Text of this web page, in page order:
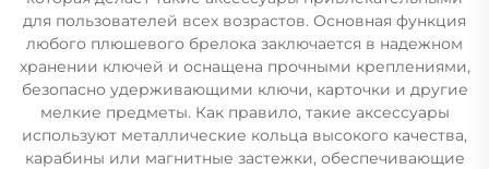
для пользователей всех возрастов. Основная функция
любого плюшевого брелока заключается в надежном
хранении ключей и оснащена прочными креплениями,
безопасно удерживающими ключи, карточки и другие
мелкие предметы. Как правило, такие аксессуары
используют металлические кольца высокого качества,
карабины или магнитные застежки, обеспечивающие